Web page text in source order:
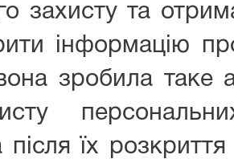
захисту та
інформацію
зробила таке
після їх